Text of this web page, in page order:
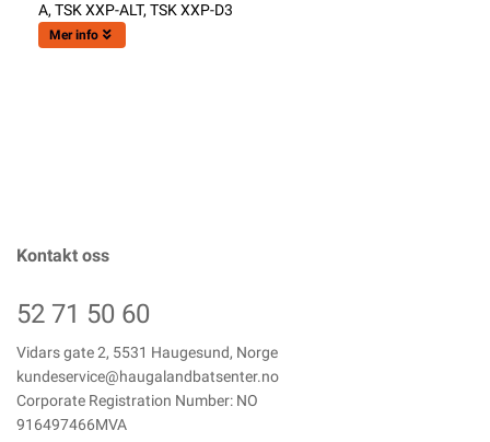
A, TSK XXP-ALT, TSK XXP-D3
Mer info
Kontakt oss
52 71 50 60
Vidars gate 2, 5531 Haugesund, Norge
kundeservice@haugalandbatsenter.no
Corporate Registration Number: NO
916497466MVA